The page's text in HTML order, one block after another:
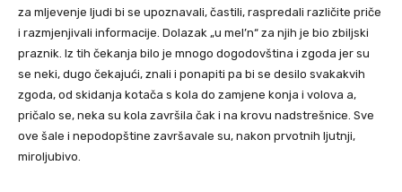
za mljevenje ljudi bi se upoznavali, častili, raspredali različite priče
i razmjenjivali informacije. Dolazak „u mel’n“ za njih je bio zbiljski
praznik. Iz tih čekanja bilo je mnogo dogodovština i zgoda jer su
se neki, dugo čekajući, znali i ponapiti pa bi se desilo svakakvih
zgoda, od skidanja kotača s kola do zamjene konja i volova a,
pričalo se, neka su kola završila čak i na krovu nadstrešnice. Sve
ove šale i nepodopštine završavale su, nakon prvotnih ljutnji,
miroljubivo.